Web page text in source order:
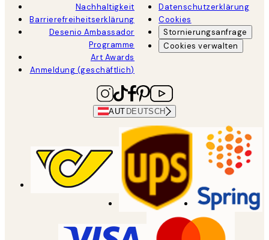
Nachhaltigkeit
Barrierefreiheitserklärung
Desenio Ambassador
Programme
Art Awards
Anmeldung (geschäftlich)
Datenschutzerklärung
Cookies
Stornierungsanfrage
Cookies verwalten
AUT DEUTSCH